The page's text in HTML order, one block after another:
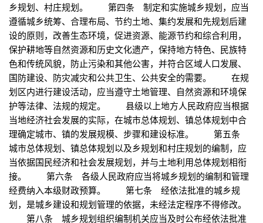
乡规划、村庄规划。 第四条 制定和实施城乡规划，应当
遵循城乡统筹、合理布局、节约土地、集约发展和先规划后建
设的原则，改善生态环境，促进资源、能源节约和综合利用，
保护耕地等自然资源和历史文化遗产，保持地方特色、民族特
色和传统风貌，防止污染和其他公害，并符合区域人口发展、
国防建设、防灾减灾和公共卫生、公共安全的需要。 在规
划区内进行建设活动，应当遵守土地管理、自然资源和环境保
护等法律、法规的规定。 县级以上地方人民政府应当根据
当地经济社会发展的实际，在城市总体规划、镇总体规划中合
理确定城市、镇的发展规模、步骤和建设标准。 第五条
城市总体规划、镇总体规划以及乡规划和村庄规划的编制，应
当依据国民经济和社会发展规划，并与土地利用总体规划相衔
接。 第六条 各级人民政府应当将城乡规划的编制和管理
经费纳入本级财政预算。 第七条 经依法批准的城乡规
划，是城乡建设和规划管理的依据，未经法定程序不得修改。
第八条 城乡规划组织编制机关应当及时公布经依法批准